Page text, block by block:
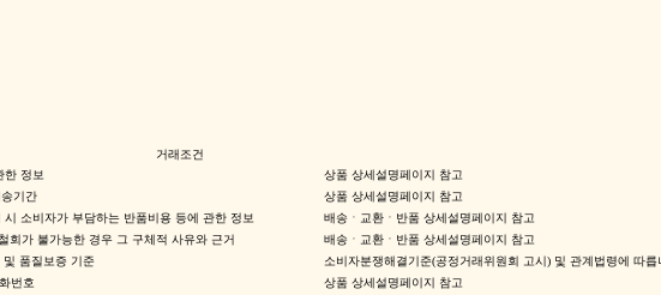
거래조건
한 정보
상품 상세설명페이지 참고
기간
상품 상세설명페이지 참고
소비자가 부담하는 반품비용 등에 관한 정보
배송ㆍ교환ㆍ반품 상세설명페이지 참고
회가 불가능한 경우 그 구체적 사유와 근거
배송ㆍ교환ㆍ반품 상세설명페이지 참고
품질보증 기준
소비자분쟁해결기준(공정거래위원회 고시) 및 관계법령에 따릅
번호
상품 상세설명페이지 참고